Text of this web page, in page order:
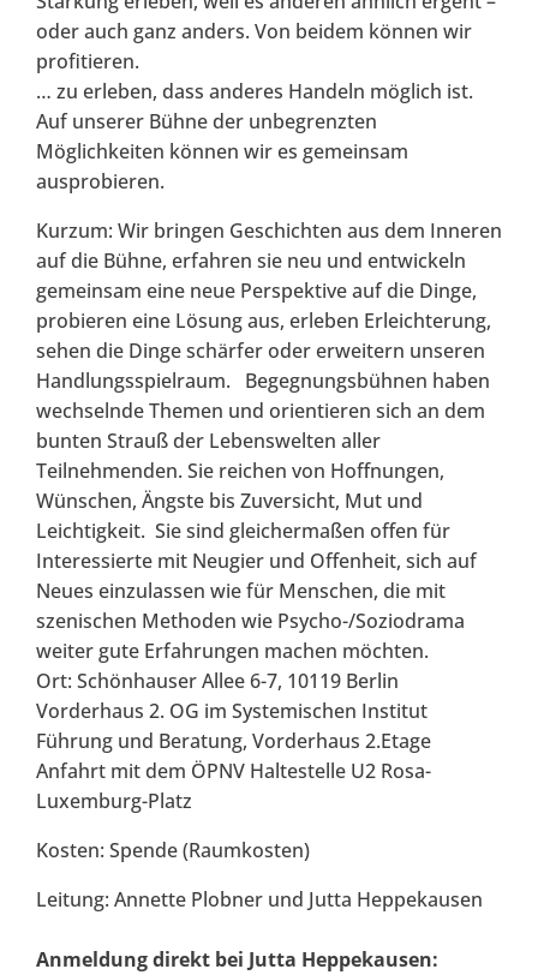
oder auch ganz anders. Von beidem können wir
profitieren.
… zu erleben, dass anderes Handeln möglich ist.
Auf unserer Bühne der unbegrenzten
Möglichkeiten können wir es gemeinsam
ausprobieren.
Kurzum: Wir bringen Geschichten aus dem Inneren
auf die Bühne, erfahren sie neu und entwickeln
gemeinsam eine neue Perspektive auf die Dinge,
probieren eine Lösung aus, erleben Erleichterung,
sehen die Dinge schärfer oder erweitern unseren
Handlungsspielraum. Begegnungsbühnen haben
wechselnde Themen und orientieren sich an dem
bunten Strauß der Lebenswelten aller
Teilnehmenden. Sie reichen von Hoffnungen,
Wünschen, Ängste bis Zuversicht, Mut und
Leichtigkeit. Sie sind gleichermaßen offen für
Interessierte mit Neugier und Offenheit, sich auf
Neues einzulassen wie für Menschen, die mit
szenischen Methoden wie Psycho-/Soziodrama
weiter gute Erfahrungen machen möchten.
Ort: Schönhauser Allee 6-7, 10119 Berlin
Vorderhaus 2. OG im Systemischen Institut
Führung und Beratung, Vorderhaus 2.Etage
Anfahrt mit dem ÖPNV Haltestelle U2 Rosa-
Luxemburg-Platz
Kosten: Spende (Raumkosten)
Leitung: Annette Plobner und Jutta Heppekausen
Anmeldung direkt bei Jutta Heppekausen: